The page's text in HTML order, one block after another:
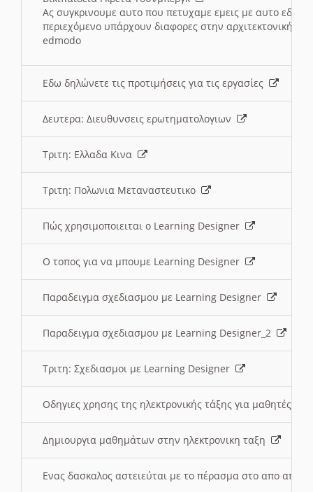
Ας συγκρινουμε αυτο που πετυχαμε εμεις με αυτο εδω
περιεχόμενο υπάρχουν διαφορες στην αρχιτεκτονική
edmodo
Εδω δηλώνετε τις προτιμήσεις για τις εργασίες
Δευτερα: Διευθυνσεις ερωτηματολογιων
Τριτη: Ελλαδα Κινα
Τριτη: Πολωνια Μεταναστευτικο
Πώς χρησιμοποιειται ο Learning Designer
O τοπος για να μπουμε Learning Designer
Παραδειγμα σχεδιασμου με Learning Designer
Παραδειγμα σχεδιασμου με Learning Designer_2
Τριτη: Σχεδιασμοι με Learning Designer
Οδηγιες χρησης της ηλεκτρονικής τάξης για μαθητές
Δημιουργια μαθημάτων στην ηλεκτρονικη ταξη
Ενας δασκαλος αστειεύται με το πέρασμα στο απο